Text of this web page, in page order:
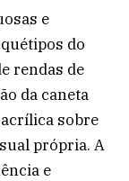
e
do
rendas de
da caneta
sobre
própria. A
e